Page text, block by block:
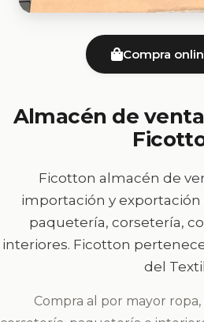
Compra
Almacén de
Ficotton almacén de
importación y exportación
paquetería, corsetería,
interiores. Ficotton
del
Compra al por mayor